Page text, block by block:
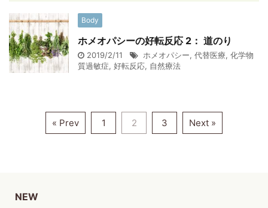
Body
ホメオパシーの好転反応 2： 道のり
2019/2/11 ホメオパシー, 代替医療, 化学物
質過敏症, 好転反応, 自然療法
« Prev 1 2 3 Next »
NEW